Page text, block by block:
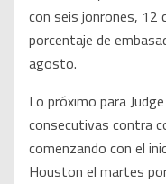
con seis jonrones, 12
porcentaje de
agosto.
Lo próximo para
consecutivas contra
comenzando con el
Houston el martes